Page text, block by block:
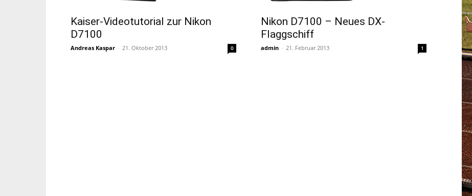
Kaiser-Videotutorial zur Nikon
D7100
Andreas Kaspar - 21. Oktober 2013 0
Nikon D7100 – Neues DX-
Flaggschiff
admin - 21. Februar 2013 1